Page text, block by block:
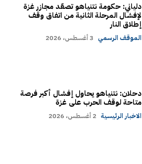
دلياني: حكومة نتنياهو تصعّد مجازر غزة
لإفشال المرحلة الثانية من اتفاق وقف
إطلاق النار
الموقف الرسمي 3 أغسطس، 2026
دحلان: نتنياهو يحاول إفشال أكبر فرصة
متاحة لوقف الحرب على غزة
الاخبار الرئيسية 2 أغسطس، 2026